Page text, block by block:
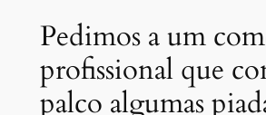
Pedimos a um
profissional que
palco algumas